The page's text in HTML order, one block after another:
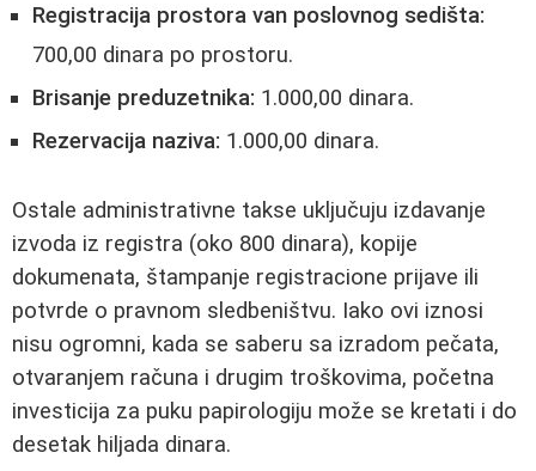
Registracija prostora van poslovnog sedišta:
700,00 dinara po prostoru.
Brisanje preduzetnika: 1.000,00 dinara.
Rezervacija naziva: 1.000,00 dinara.
Ostale administrativne takse uključuju izdavanje
izvoda iz registra (oko 800 dinara), kopije
dokumenata, štampanje registracione prijave ili
potvrde o pravnom sledbeništvu. Iako ovi iznosi
nisu ogromni, kada se saberu sa izradom pečata,
otvaranjem računa i drugim troškovima, početna
investicija za puku papirologiju može se kretati i do
desetak hiljada dinara.